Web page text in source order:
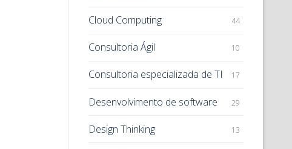
Cloud Computing 44
Consultoria Ágil 10
Consultoria especializada de TI 17
Desenvolvimento de software 29
Design Thinking 13